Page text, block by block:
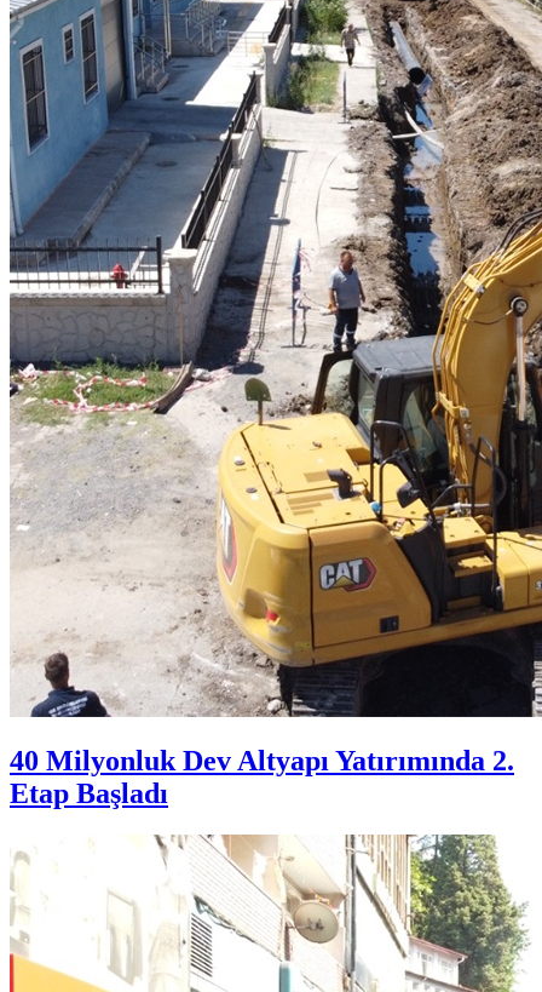
40 Milyonluk Dev Altyapı Yatırımında 2.
Etap Başladı